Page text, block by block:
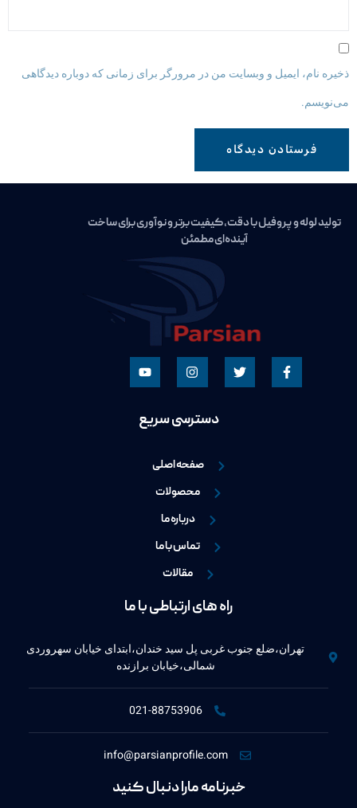
نام، ایمیل و وبسایت من در مرورگر برای زمانی که دوباره دیدگاهی
تولید لوله و پروفیل با دقت، کیفیت برتر و نوآوری برای ساخت
آینده‌ای مطمئن
دسترسی سریع
صفحه اصلی
محصولات
درباره ما
تماس با ما
مقالات
راه های ارتباطی با ما
تهران،ضلع جنوب غربی پل سید خندان،ابتدای خیابان سهروردی
شمالی،خیابان برازنده
021-88753906
info@parsianprofile.com
خبرنامه مارا دنبال کنید